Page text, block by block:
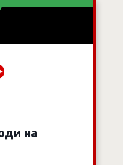
на версию для
на